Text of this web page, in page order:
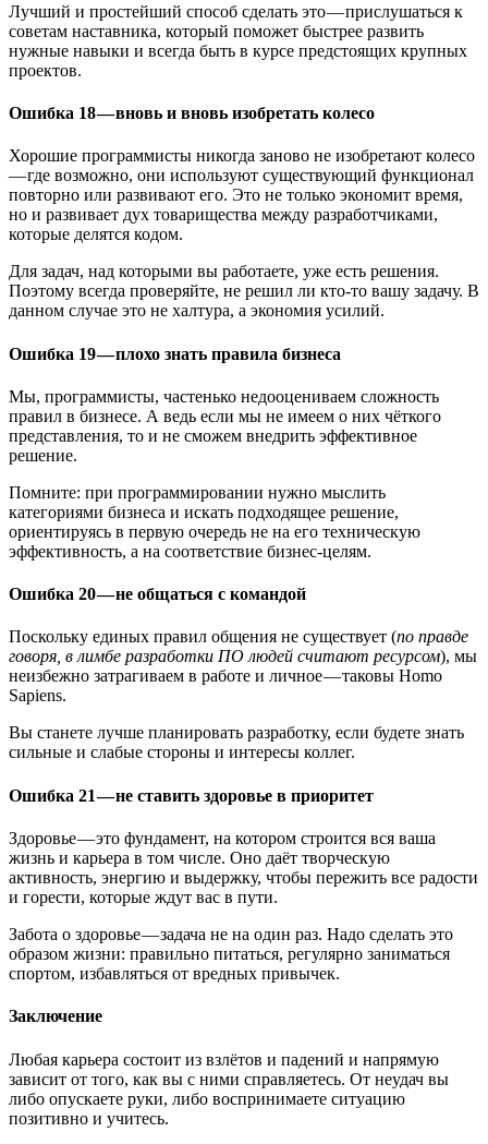
Лучший и простейший способ сделать это — прислушаться к
советам наставника, который поможет быстрее развить
нужные навыки и всегда быть в курсе предстоящих крупных
проектов.
Ошибка 18 — вновь и вновь изобретать колесо
Хорошие программисты никогда заново не изобретают колесо
— где возможно, они используют существующий функционал
повторно или развивают его. Это не только экономит время,
но и развивает дух товарищества между разработчиками,
которые делятся кодом.
Для задач, над которыми вы работаете, уже есть решения.
Поэтому всегда проверяйте, не решил ли кто-то вашу задачу. В
данном случае это не халтура, а экономия усилий.
Ошибка 19 — плохо знать правила бизнеса
Мы, программисты, частенько недооцениваем сложность
правил в бизнесе. А ведь если мы не имеем о них чёткого
представления, то и не сможем внедрить эффективное
решение.
Помните: при программировании нужно мыслить
категориями бизнеса и искать подходящее решение,
ориентируясь в первую очередь не на его техническую
эффективность, а на соответствие бизнес-целям.
Ошибка 20 — не общаться с командой
Поскольку единых правил общения не существует (по правде
говоря, в лимбе разработки ПО людей считают ресурсом), мы
неизбежно затрагиваем в работе и личное — таковы Homo
Sapiens.
Вы станете лучше планировать разработку, если будете знать
сильные и слабые стороны и интересы коллег.
Ошибка 21 — не ставить здоровье в приоритет
Здоровье — это фундамент, на котором строится вся ваша
жизнь и карьера в том числе. Оно даёт творческую
активность, энергию и выдержку, чтобы пережить все радости
и горести, которые ждут вас в пути.
Забота о здоровье — задача не на один раз. Надо сделать это
образом жизни: правильно питаться, регулярно заниматься
спортом, избавляться от вредных привычек.
Заключение
Любая карьера состоит из взлётов и падений и напрямую
зависит от того, как вы с ними справляетесь. От неудач вы
либо опускаете руки, либо воспринимаете ситуацию
позитивно и учитесь.